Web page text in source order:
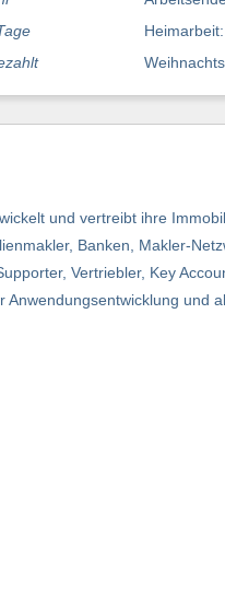
Heimarbeit:
und vertreibt ihre
Banken, Makler-
Vertriebler, Key
und